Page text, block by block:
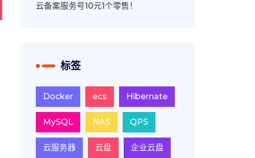
云备案服务号10元1个零售！
标签
Docker ecs Hibernate
MySQL NAS QPS
云服务器 云盘 企业云盘